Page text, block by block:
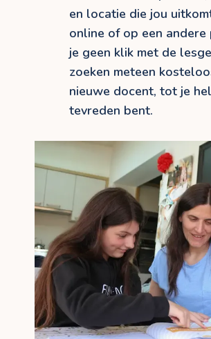
en locatie die jou
online of op een andere
je geen klik met de
zoeken meteen
nieuwe docent, tot je
tevreden bent.